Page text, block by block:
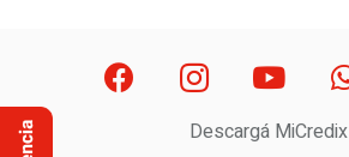
Descargá MiCredix